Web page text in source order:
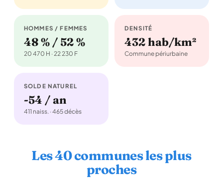
HOMMES / FEMMES
48 % / 52 %
20 470 H · 22 230 F
DENSITÉ
432 hab/km²
Commune périurbaine
SOLDE NATUREL
-54 / an
411 naiss. · 465 décès
Les 40 communes les plus
proches